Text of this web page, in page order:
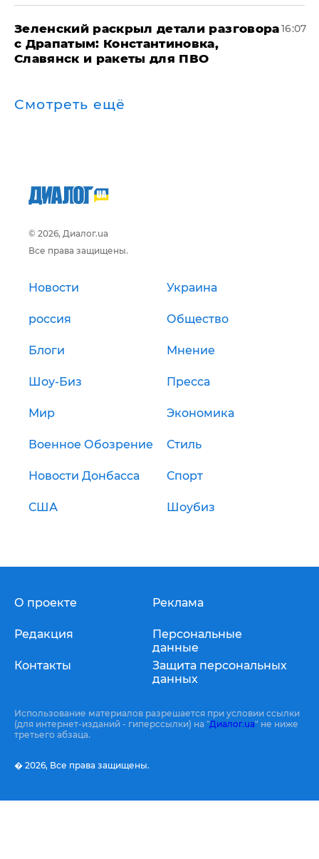
​Зеленский раскрыл детали разговора
с Драпатым: Константиновка,
Славянск и ракеты для ПВО
16:07
Смотреть ещё
© 2026, Диалог.ua
Все права защищены.
Новости Украина
россия Общество
Блоги Мнение
Шоу-Биз Пресса
Мир Экономика
Военное Обозрение Стиль
Новости Донбасса Спорт
США Шоубиз
О проекте
Редакция
Контакты
Реклама
Персональные
данные
Защита персональных
данных
Использование материалов разрешается при условии ссылки
(для интернет-изданий - гиперссылки) на "Диалог.ua" не ниже
третьего абзаца.
� 2026, Все права защищены.